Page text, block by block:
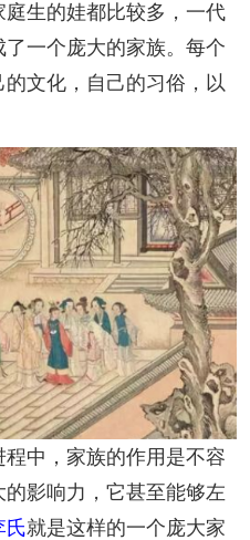
生的娃都比较多，一代
一个庞大的家族。每个
文化，自己的习俗，以
中，家族的作用是不容
影响力，它甚至能够左
氏就是这样的一个庞大家